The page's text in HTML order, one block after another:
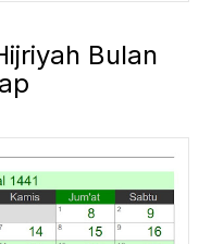
Bulan